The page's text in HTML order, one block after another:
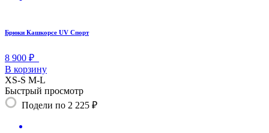
Брюки Кашкорсе UV Спорт
8 900 ₽
В корзину
XS-S M-L
Быстрый просмотр
Подели по 2 225 ₽